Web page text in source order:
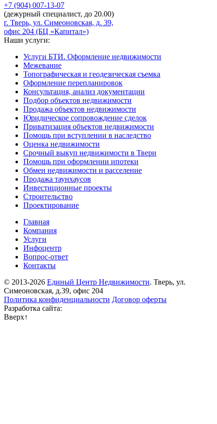
+7 (904) 007-13-07
(дежурный специалист, до 20.00)
г. Тверь, ул. Симеоновская, д. 39,
офис 204 (БЦ «Капитал»)
Наши услуги:
Услуги БТИ. Оформление недвижимости
Межевание
Топографическая и геодезическая съемка
Оформление перепланировок
Консультация, анализ документации
Подбор объектов недвижимости
Продажа объектов недвижимости
Юридическое сопровождение сделок
Приватизация объектов недвижимости
Помощь при вступлении в наследство
Оценка недвижимости
Срочный выкуп недвижимости в Твери
Помощь при оформлении ипотеки
Обмен недвижимости и расселение
Продажа таунхаусов
Инвестиционные проекты
Строительство
Проектирование
Главная
Компания
Услуги
Инфоцентр
Вопрос-ответ
Контакты
© 2013-2026 Единый Центр Недвижимости. Тверь, ул.
Симеоновская, д.39, офис 204
Политика конфиденциальности Договор оферты
Разработка сайта:
Вверх↑